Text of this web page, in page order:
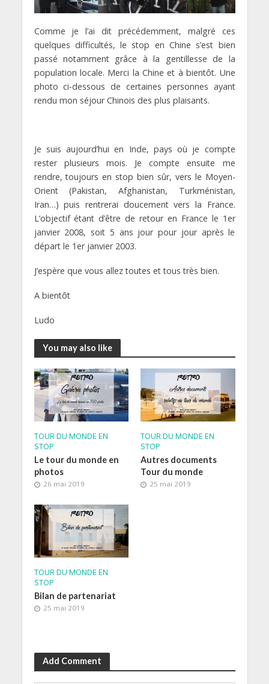
Comme je l’ai dit précédemment, malgré ces
quelques difficultés, le stop en Chine s’est bien
passé notamment grâce à la gentillesse de la
population locale. Merci la Chine et à bientôt. Une
photo ci-dessous de certaines personnes ayant
rendu mon séjour Chinois des plus plaisants.
Je suis aujourd’hui en Inde, pays où je compte
rester plusieurs mois. Je compte ensuite me
rendre, toujours en stop bien sûr, vers le Moyen-
Orient (Pakistan, Afghanistan, Turkménistan,
Iran…) puis rentrerai doucement vers la France.
L’objectif étant d’être de retour en France le 1er
janvier 2008, soit 5 ans jour pour jour après le
départ le 1er janvier 2003.
J’espère que vous allez toutes et tous très bien.
A bientôt
Ludo
You may also like
TOUR DU MONDE EN
STOP
Le tour du monde en
photos
26 mai 2019
TOUR DU MONDE EN
STOP
Autres documents
Tour du monde
25 mai 2019
TOUR DU MONDE EN
STOP
Bilan de partenariat
25 mai 2019
Add Comment